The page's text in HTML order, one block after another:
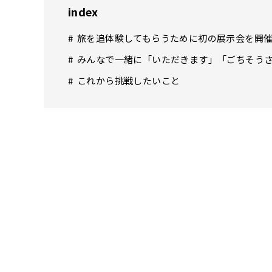
index
旅を追体験してもらうために初の展示会を開催
みんなで一緒に「いただきます」「ごちそう
これから挑戦したいこと